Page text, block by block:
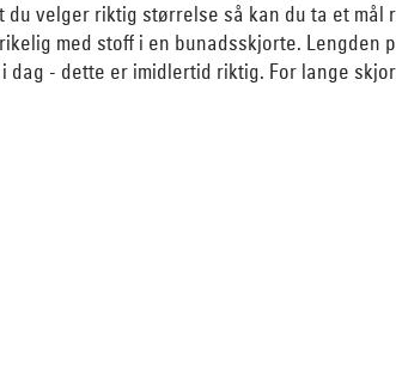
velger riktig størrelse så kan du ta et
med stoff i en bunadsskjorte. Lengden
- dette er imidlertid riktig. For lange